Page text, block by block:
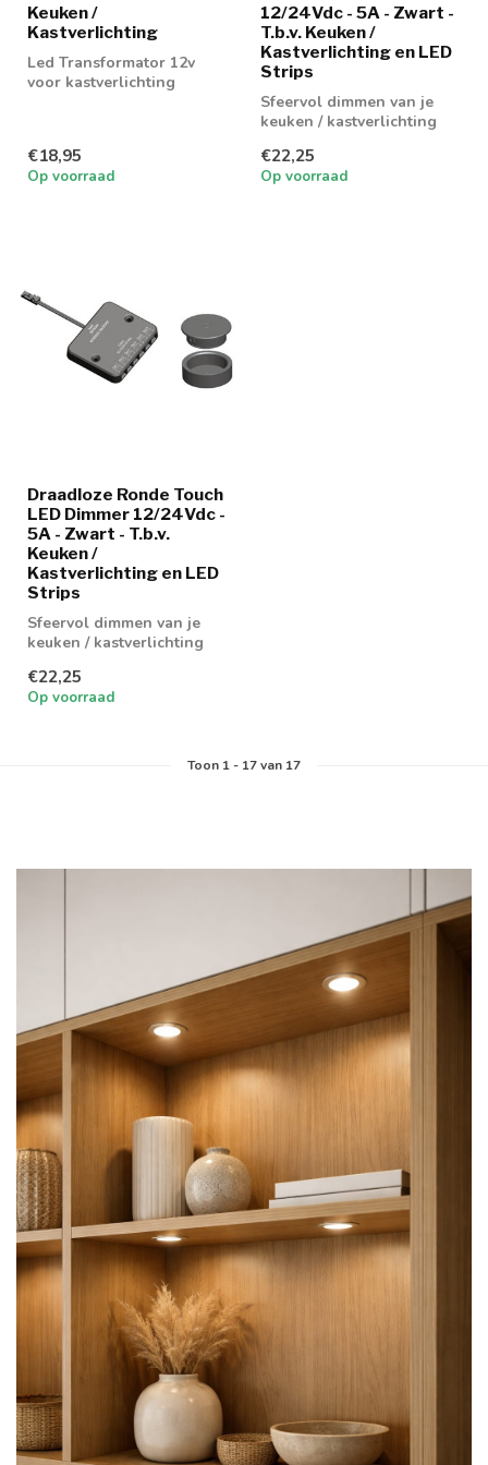
Keuken /
Kastverlichting
Led Transformator 12v
voor kastverlichting
€18,95
Op voorraad
12/24Vdc - 5A - Zwart -
T.b.v. Keuken /
Kastverlichting en LED
Strips
Sfeervol dimmen van je
keuken / kastverlichting
€22,25
Op voorraad
Draadloze Ronde Touch
LED Dimmer 12/24Vdc -
5A - Zwart - T.b.v.
Keuken /
Kastverlichting en LED
Strips
Sfeervol dimmen van je
keuken / kastverlichting
€22,25
Op voorraad
Toon 1- 17van 17